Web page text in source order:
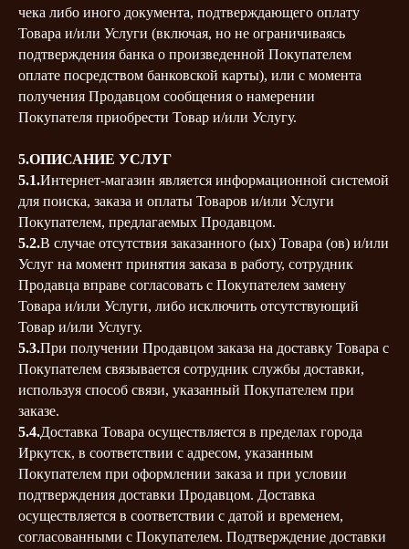
чека либо иного документа, подтверждающего оплату
Товара и/или Услуги (включая, но не ограничиваясь
подтверждения банка о произведенной Покупателем
оплате посредством банковской карты), или с момента
получения Продавцом сообщения о намерении
Покупателя приобрести Товар и/или Услугу.
5.ОПИСАНИЕ УСЛУГ
5.1.Интернет-магазин является информационной системой
для поиска, заказа и оплаты Товаров и/или Услуги
Покупателем, предлагаемых Продавцом.
5.2.В случае отсутствия заказанного (ых) Товара (ов) и/или
Услуг на момент принятия заказа в работу, сотрудник
Продавца вправе согласовать с Покупателем замену
Товара и/или Услуги, либо исключить отсутствующий
Товар и/или Услугу.
5.3.При получении Продавцом заказа на доставку Товара с
Покупателем связывается сотрудник службы доставки,
используя способ связи, указанный Покупателем при
заказе.
5.4.Доставка Товара осуществляется в пределах города
Иркутск, в соответствии с адресом, указанным
Покупателем при оформлении заказа и при условии
подтверждения доставки Продавцом. Доставка
осуществляется в соответствии с датой и временем,
согласованными с Покупателем. Подтверждение доставки